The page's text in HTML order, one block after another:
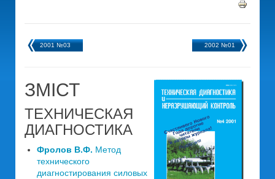
2001 №03 2002 №01
ЗМІСТ
ТЕХНИЧЕСКАЯ
ДИАГНОСТИКА
Фролов В.Ф. Метод
технического
диагностирования силовых